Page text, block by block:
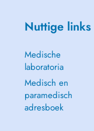
Nuttige links
Medische
laboratoria
Medisch en
paramedisch
adresboek